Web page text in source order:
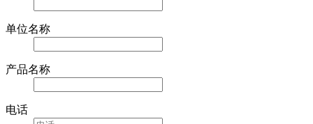
单位名称
产品名称
电话